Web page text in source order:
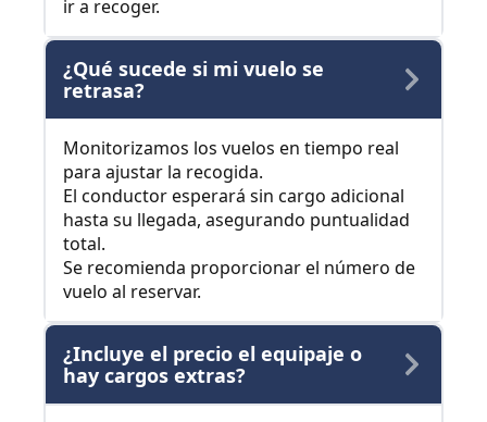
ir a recoger.
¿Qué sucede si mi vuelo se
retrasa?
Monitorizamos los vuelos en tiempo real
para ajustar la recogida.
El conductor esperará sin cargo adicional
hasta su llegada, asegurando puntualidad
total.
Se recomienda proporcionar el número de
vuelo al reservar.
¿Incluye el precio el equipaje o
hay cargos extras?